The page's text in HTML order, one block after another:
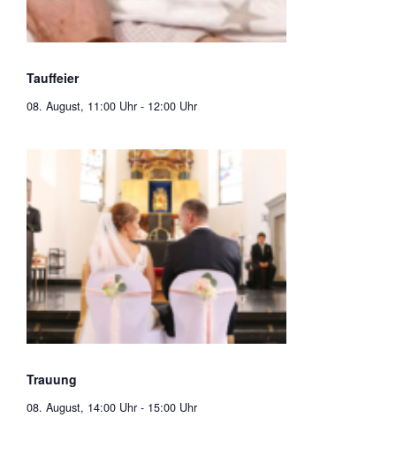
Tauffeier
08. August, 11:00 Uhr - 12:00 Uhr
Trauung
08. August, 14:00 Uhr - 15:00 Uhr